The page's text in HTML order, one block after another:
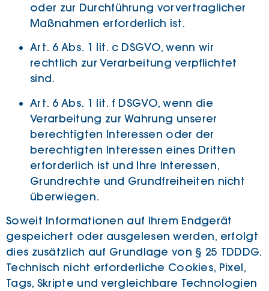
oder zur Durchführung vorvertraglicher
Maßnahmen erforderlich ist.
Art. 6 Abs. 1 lit. c DSGVO, wenn wir
rechtlich zur Verarbeitung verpflichtet
sind.
Art. 6 Abs. 1 lit. f DSGVO, wenn die
Verarbeitung zur Wahrung unserer
berechtigten Interessen oder der
berechtigten Interessen eines Dritten
erforderlich ist und Ihre Interessen,
Grundrechte und Grundfreiheiten nicht
überwiegen.
Soweit Informationen auf Ihrem Endgerät
gespeichert oder ausgelesen werden, erfolgt
dies zusätzlich auf Grundlage von § 25 TDDDG.
Technisch nicht erforderliche Cookies, Pixel,
Tags, Skripte und vergleichbare Technologien